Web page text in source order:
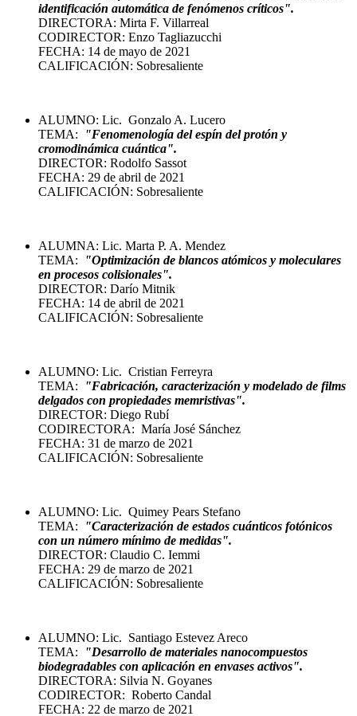
identificación automática de fenómenos críticos".
DIRECTORA: Mirta F. Villarreal
CODIRECTOR: Enzo Tagliazucchi
FECHA: 14 de mayo de 2021
CALIFICACIÓN: Sobresaliente
ALUMNO: Lic. Gonzalo A. Lucero
TEMA:
"Fenomenología del espín del protón y
cromodinámica cuántica".
DIRECTOR: Rodolfo Sassot
FECHA: 29 de abril de 2021
CALIFICACIÓN: Sobresaliente
ALUMNA: Lic. Marta P. A. Mendez
TEMA:
"Optimización de blancos atómicos y moleculares
en procesos colisionales".
DIRECTOR: Darío Mitnik
FECHA: 14 de abril de 2021
CALIFICACIÓN: Sobresaliente
ALUMNO: Lic. Cristian Ferreyra
TEMA:
"Fabricación, caracterización y modelado de films
delgados con propiedades memristivas".
DIRECTOR: Diego Rubí
CODIRECTORA: María José Sánchez
FECHA: 31 de marzo de 2021
CALIFICACIÓN: Sobresaliente
ALUMNO: Lic. Quimey Pears Stefano
TEMA:
"Caracterización de estados cuánticos fotónicos
con un número mínimo de medidas".
DIRECTOR: Claudio C. Iemmi
FECHA: 29 de marzo de 2021
CALIFICACIÓN: Sobresaliente
ALUMNO: Lic. Santiago Estevez Areco
TEMA:
"Desarrollo de materiales nanocompuestos
biodegradables con aplicación en envases activos".
DIRECTORA: Silvia N. Goyanes
CODIRECTOR: Roberto Candal
FECHA: 22 de marzo de 2021